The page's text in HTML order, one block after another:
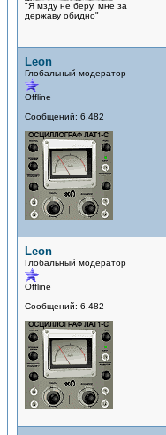
"Я мзду не беру, мне за
державу обидно"
Leon
Глобальный модератор
Offline
Сообщений: 6,482
Leon
Глобальный модератор
Offline
Сообщений: 6,482